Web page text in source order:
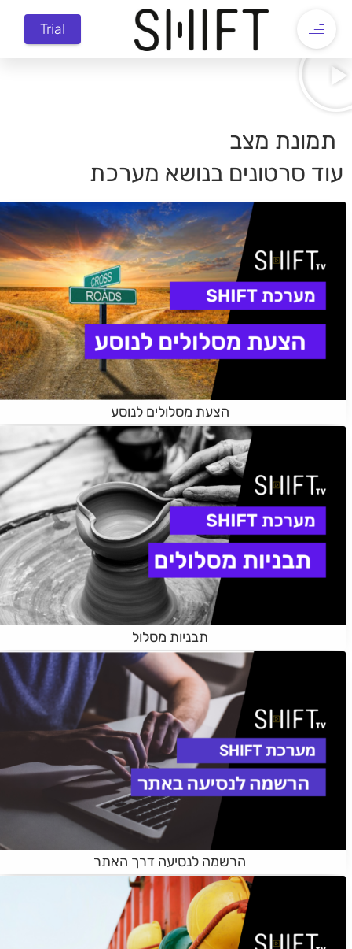
Trial
תמונת מצב
עוד סרטונים בנושאמערכת
הצעת מסלולים לנוסע
תבניות מסלול
הרשמה לנסיעה דרך האתר